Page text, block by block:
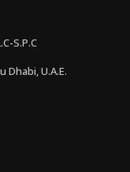
S.P.C
Dhabi, U.A.E.